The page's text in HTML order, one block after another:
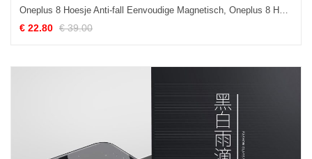
Oneplus 8 Hoesje Anti-fall Eenvoudige Magnetisch, Oneplus 8 Hoesje Bedrijf Zacht
€ 22.80 € 39.00